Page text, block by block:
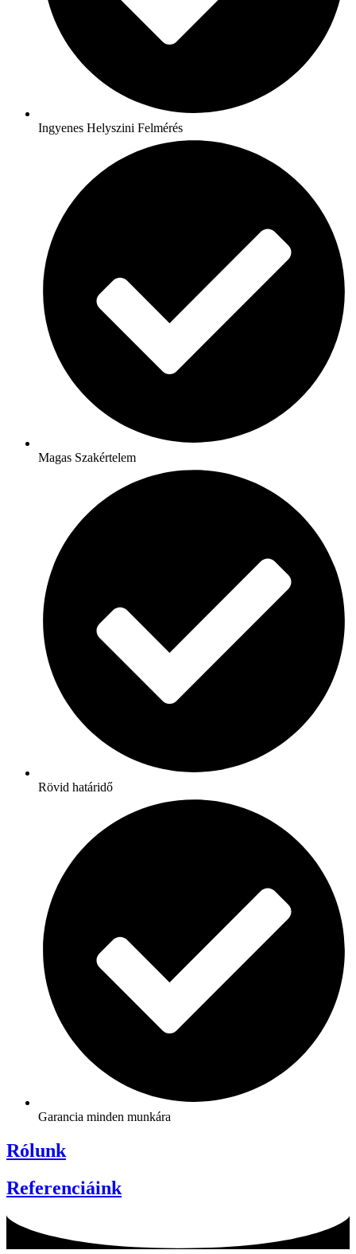
Ingyenes Helyszini Felmérés
Magas Szakértelem
Rövid határidő
Garancia minden munkára
Rólunk
Referenciáink